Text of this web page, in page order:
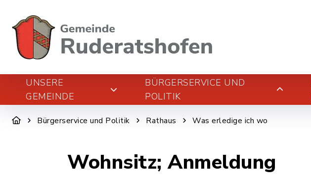
UNSERE
GEMEINDE
BÜRGERSERVICE UND
POLITIK
Bürgerservice und Politik Rathaus Was erledige ich wo
Wohnsitz; Anmeldung